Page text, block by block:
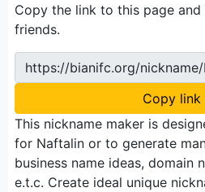
Copy the link to this page
friends.
https://bianifc.org/
Copy link
This nickname maker is
for Naftalin or to generate
business name ideas, domain
e.t.c. Create ideal unique